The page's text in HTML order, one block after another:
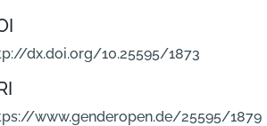
dx.doi.org/10.25595/1873
www.genderopen.de/25595/1879